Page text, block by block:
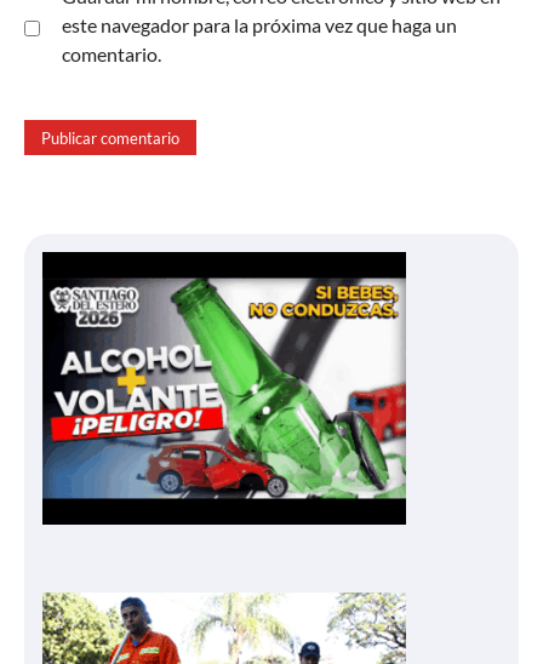
este navegador para la próxima vez que haga un
comentario.